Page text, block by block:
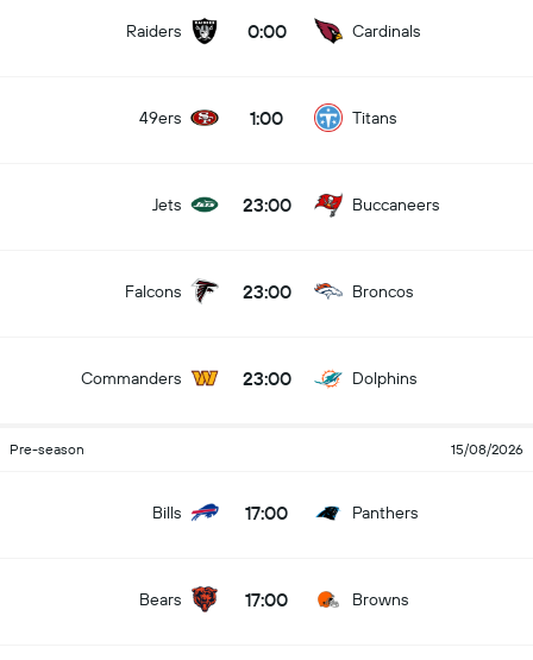
Raiders 0:00 Cardinals
49ers 1:00 Titans
Jets 23:00 Buccaneers
Falcons 23:00 Broncos
Commanders 23:00 Dolphins
Pre-season 15/08/2026
Bills 17:00 Panthers
Bears 17:00 Browns